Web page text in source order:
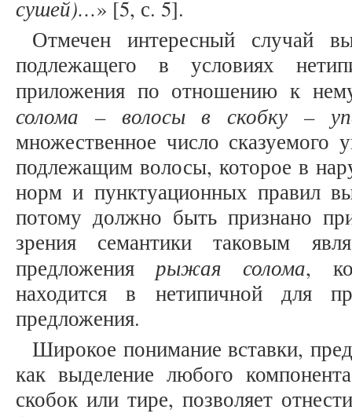
сушей)…» [5, с. 5].
Отмечен интересный случай
подлежащего в условиях
приложения по отношению к
солома – волосы в скобку –
множественное число сказуемого
подлежащим волосы, которое в
норм и пунктуационных правил
потому должно быть признано
зрения семантики таковым
предложения рыжая солома,
находится в нетипичной для
предложения.
Широкое понимание вставки,
как выделение любого
скобок или тире, позволяет